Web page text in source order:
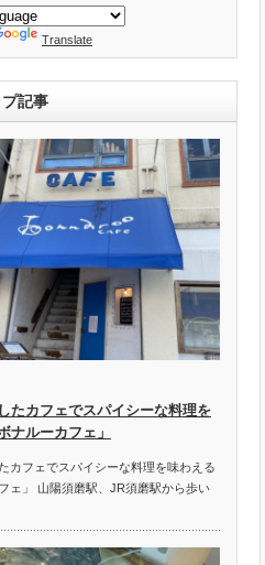
Translate
記事
たカフェでスパイシーな料理を
ナルーカフェ」
カフェでスパイシーな料理を味わえる
ェ」 山陽須磨駅、JR須磨駅から歩い